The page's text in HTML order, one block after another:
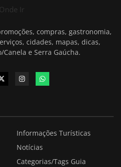
Onde Ir
compras, gastronomia,
cidades, mapas, dicas,
e Serra Gaúcha.
Informações Turísticas
Notícias
Categorias/Tags Guia